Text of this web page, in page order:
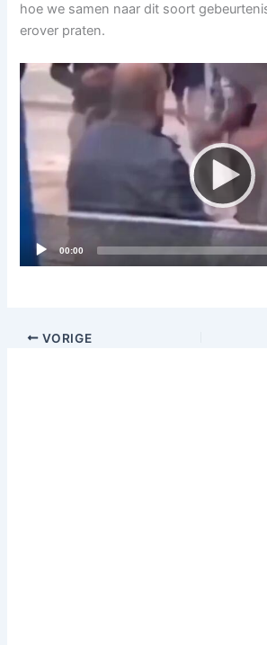
hoe we samen naar dit soort
erover praten.
Videospeler
Current
00:00
VORIGE